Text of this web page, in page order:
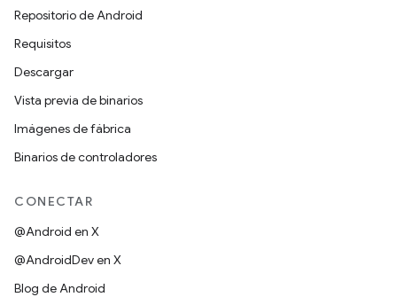
Repositorio de Android
Requisitos
Descargar
Vista previa de binarios
Imágenes de fábrica
Binarios de controladores
CONECTAR
@Android en X
@AndroidDev en X
Blog de Android